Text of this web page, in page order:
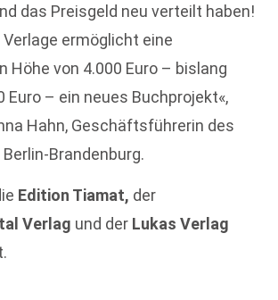
das Preisgeld neu verteilt haben!
ermöglicht eine
Höhe von 4.000 Euro – bislang
Euro – ein neues Buchprojekt«,
Hahn, Geschäftsführerin des
Brandenburg.
Edition Tiamat, der
Verlag und der Lukas Verlag